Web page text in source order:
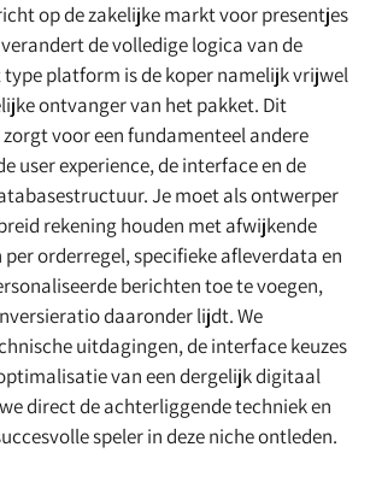
op de zakelijke markt voor presentjes
de volledige logica van de
platform is de koper namelijk vrijwel
ontvanger van het pakket. Dit
voor een fundamenteel andere
user experience, de interface en de
Je moet als ontwerper
rekening houden met afwijkende
per orderregel, specifieke afleverdata en
berichten toe te voegen,
daaronder lijdt. We
uitdagingen, de interface keuzes
van een dergelijk digitaal
direct de achterliggende techniek en
speler in deze niche ontleden.